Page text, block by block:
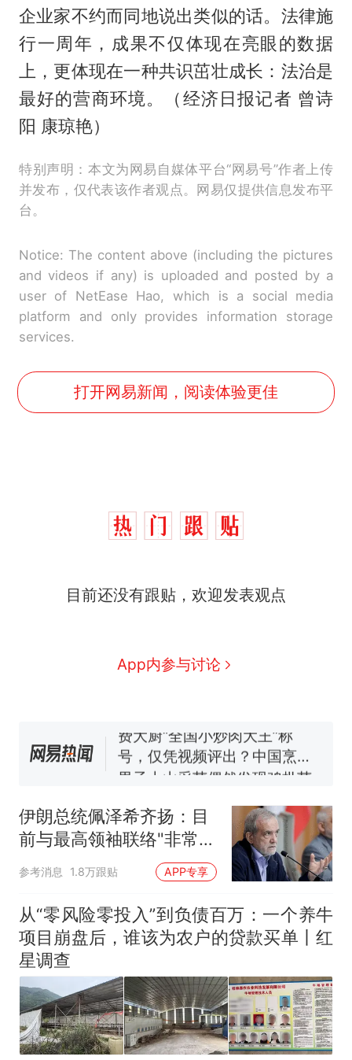
企业家不约而同地说出类似的话。法律施
行一周年，成果不仅体现在亮眼的数据
上，更体现在一种共识茁壮成长：法治是
最好的营商环境。（经济日报记者 曾诗
阳 康琼艳）
特别声明：本文为网易自媒体平台“网易号”作者上传
并发布，仅代表该作者观点。网易仅提供信息发布平
台。
Notice: The content above (including the pictures
and videos if any) is uploaded and posted by a
user of NetEase Hao, which is a social media
platform and only provides information storage
services.
打开网易新闻，阅读体验更佳
目前还没有跟贴，欢迎发表观点
App内参与讨论
人生
新 制裁瓜子饺子，美国怕什
协会回应
男子上山采菌偶然发现鸡枞菌
窝，原地守1天等它长大：挖了
回大海 目击者直呼震惊 （视频
来源：参考消息）
笔试第一被第二名传话劝弃考
官方通报
那个在床头放菜刀的女孩，
人生
伊朗总统佩泽希齐扬：目
前与最高领袖联络"非常困
难"
参考消息 1.8万跟贴 APP专享
从“零风险零投入”到负债百万：一个养牛
项目崩盘后，谁该为农户的贷款买单丨红
星调查